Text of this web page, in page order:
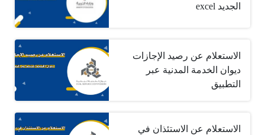
الجديد excel
الاستعلام عن رصيد الإجازات
ديوان الخدمة المدنية عبر
التطبيق
الاستعلام عن الاستئذان في